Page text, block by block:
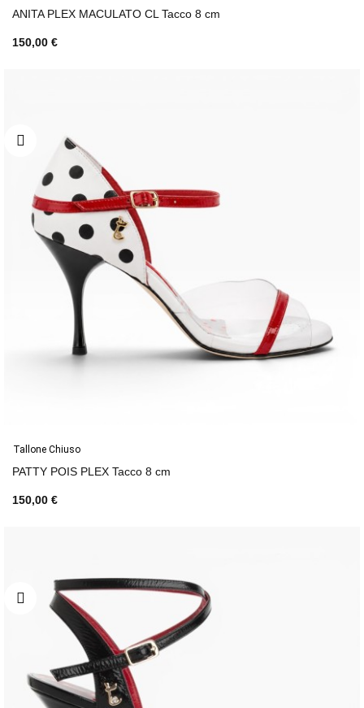
ANITA PLEX MACULATO CL Tacco 8 cm
150,00 €
Tallone Chiuso
PATTY POIS PLEX Tacco 8 cm
150,00 €